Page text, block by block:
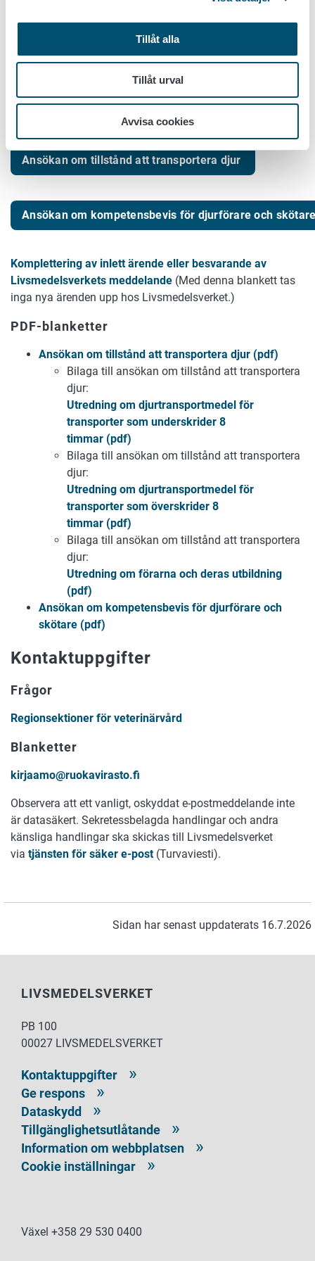
Tillåt alla
Tillåt urval
Avvisa cookies
Hur övervakas djurtransporter?
Vad ska jag göra när tillståndets giltighet går ut?
Ansökan om tillstånd att transportera djur
Ansökan om kompetensbevis för djurförare och
Komplettering av inlett ärende eller besvarande av
Livsmedelsverkets meddelande (Med denna blankett tas
inga nya ärenden upp hos Livsmedelsverket.)
PDF-blanketter
Ansökan om tillstånd att transportera djur (pdf)
Bilaga till ansökan om tillstånd att transportera
djur:
Utredning om djurtransportmedel för
transporter som underskrider 8
timmar (pdf)
Bilaga till ansökan om tillstånd att transportera
djur:
Utredning om djurtransportmedel för
transporter som överskrider 8
timmar (pdf)
Bilaga till ansökan om tillstånd att transportera
djur:
Utredning om förarna och deras utbildning
(pdf)
Ansökan om kompetensbevis för djurförare och
skötare (pdf)
Kontaktuppgifter
Frågor
Regionsektioner för veterinärvård
Blanketter
kirjaamo@ruokavirasto.fi
Observera att ett vanligt, oskyddat e-postmeddelande inte
är datasäkert. Sekretessbelagda handlingar och andra
känsliga handlingar ska skickas till Livsmedelsverket
via tjänsten för säker e-post(Turvaviesti).
Sidan har senast uppdaterats 16.7.2026
LIVSMEDELSVERKET
PB 100
00027 LIVSMEDELSVERKET
Kontaktuppgifter
Ge respons
Dataskydd
Tillgänglighetsutlåtande
Information om webbplatsen
Cookie inställningar
Växel +358 29 530 0400